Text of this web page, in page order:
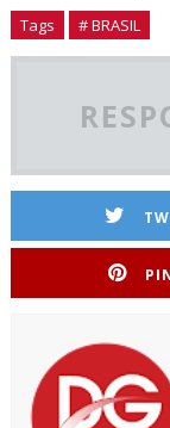
Tags # BRASIL